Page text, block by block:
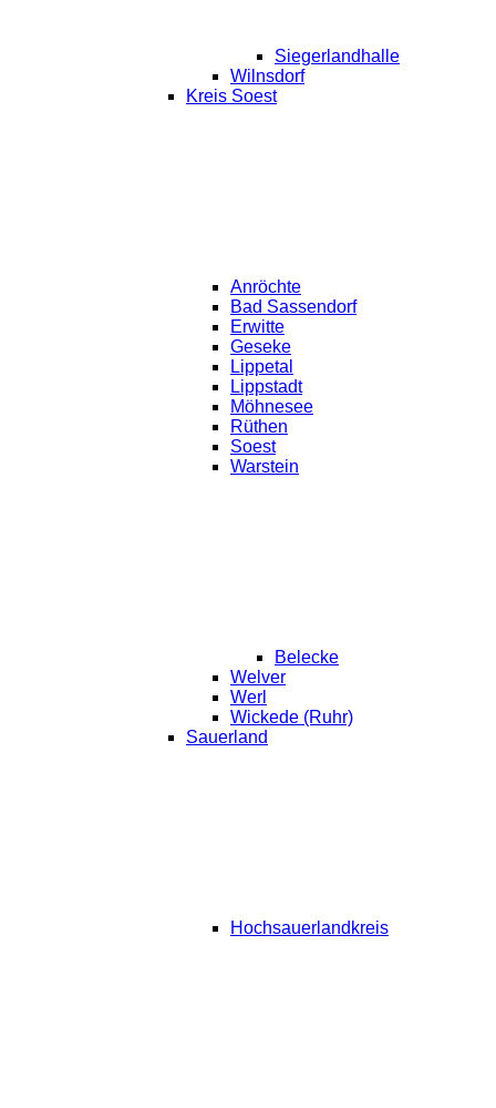
Siegerlandhalle
Wilnsdorf
Kreis Soest
Anröchte
Bad Sassendorf
Erwitte
Geseke
Lippetal
Lippstadt
Möhnesee
Rüthen
Soest
Warstein
Belecke
Welver
Werl
Wickede (Ruhr)
Sauerland
Hochsauerlandkreis